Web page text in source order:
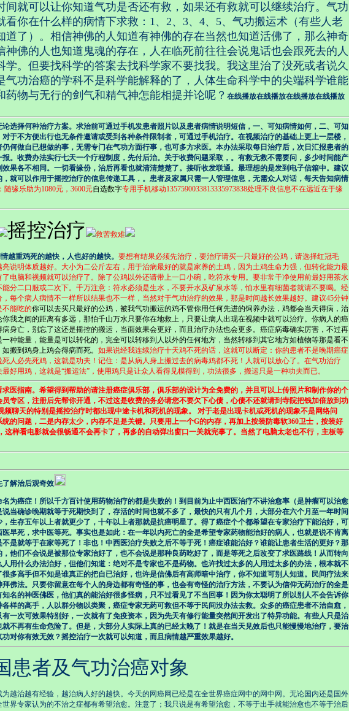
间就可以让你知道气功是否还有救，如果还有救就可以继续治疗。气功
看你在什么样的病情下求救：1、2、3、4、5、气功搬运术（有些人老
道了）。相信神佛的人知道有神佛的存在当然也知道活佛了，那么神奇
神佛的人也知道鬼魂的存在，人在临死前往往会说鬼话也会跟死去的人
学。但要找科学的答案去找科学家不要找我。我这里治了没死或者说久
气功治癌的学科不是科学能解释的了，人体生命科学中的尖端科学谁能
药物与无行的剑气和精气神怎能相提并论呢？ 在线播放在线播放在线播放在线播放
选择何种治疗方案。求治前可通过手机发患者照片以及患者病情说明短信，一、可知病情如何，二、可知
于不方便出行也无条件邀请或受到各种条件限制者，可通过手机治疗。在视频治疗的基础上更上一层楼，
何做自已想做的事，无需专门在气功方面行事，也可多方求医。本办法采取每日治疗后，次日汇报患者的
。收费办法实行七天一个疗程制度，先付后治。关于收费问题采取，。有救无救不需要问，多少时间能产
果各不相同。一切看缘份，治后再看也就清清楚楚了。接听收发联通。最理想的是发到电子信箱中。建议
就可以作用于摇控治疗的信息传递工具，。患者及家属只需一人管理信息，无需众人对话，每天告知病情
随缘乐助为1080元，3600元自选数字专用手机移动1357590033813335973838处理不良信息不在远近在于缘
摇控治疗 救苦救难
越重鸡死的越快，人也好的越快。 要想有结果必须先治疗，要治疗请买一只最好的公鸡，请选择红冠毛
说明体质越好。大小为二公斤左右，用于治病最好的就是家养的土鸡，因为土鸡生命力强，但转化能力最
电脑和视频就可以治疗了。除了公鸡以外还请带上一口小碗，吃符水专用。要非常干净使用前最好用茶水
分二口服或二次下。千万注意：符水必须是生水，不要开水及矿泉水等，怕水里有细菌者就请不要喝。经
每个病人病情不一样所以结果也不一样，当然对于气功治疗的效果，那是时间越长效果越好。建议45分钟
不能吃的你可以去买只最好的公鸡，被我气功搬运的鸡不管你用任何先进的饲养办法，鸡都会当天得病，治
我之间的距离有多远，那怕千山万水只要你在地救上，只要让病人出现在视频中就可以治疗。你病人的癌
身亡，别忘了这还是摇控的搬运，当面效果会更好，而且治疗办法也会更多。癌症病毒确实厉害，不过再
种能量，能量是可以转化的，完全可以转移到人以外的任何地方，当然转移到其它地方如植物等那是看不
搬到鸡身上鸡会得病而死。 如果说经我连续治疗十天鸡不死的话，这就可以断定：你的患者不是晚期癌症
人必先死鸡，这就是功夫！记住：是从病人身上搬过去的病毒鸡都不死！人就可以放心了。在气功治疗
好用鸡，这就是“搬运法”，使用鸡只是让众人看得见模得到，功法很多，搬运只是一种功夫而已。
医指南。希望得到帮助的请注册癌症俱乐部，俱乐部的设计为全免费的，并且可以上传照片和制作你的个
专区，注册后先帮你开通，不过这是收费的务必请您不要欠下心债，心债不还就请到寺院把钱加倍放到功
聊天的特别是摇控治疗时都出现中途卡机和死机的现象。 对于老是出现卡机或死机的现象不是网络问
的问题，二是内存太少，内存不足是关键。只要用上一个G的内存，再加上按装防毒软360卫士，按装好
这样看电影就会很畅通不会再卡了，再多的自动弹出窗口一关就完事了。当然了电脑太老也不行，主板等
了解治后观奇效
为癌症！所以千方百计使用药物治疗的都是失败的！到目前为止中西医治疗不讲治愈率（是肿瘤可以治愈
当确诊晚期就等于死期快到了，存活的时间也就不多了，最快的只有几个月，大部分在六个月至一年时间
生存五年以上者就更少了，十年以上者那就是抗癌明星了。得了癌症个个都希望在专家治疗下能治好，可
早死，求中医等死。事实也是如此：在一年以内死亡的全是希望专家药物能治好的病人，也就是说不肯离
是就等于在家等死了！非也！中西医治疗失败之后不等于死！癌症谁能治好？谁能让患者生活的更好？那
他们不会说是被那位专家治好了，也不会说是那种良药吃好了，而是等死之后改变了求医路线！从而转向
用什么办法治好，但他们知道：绝对不是专家也不是药物。也许找过太多的人用过太多的办法，根本就不
多高手但不知是谁真正的把自已治好，也许是信佛后有高师暗中治疗，你不知道可别人知道。民间疗法来
佛法。只要你留意在每个人的身边都有奇怪的事，也会有奇怪的治疗方法，不要认为信仰无药治疗的全是
名的神医佛医，他们真的能治好很多怪病，只不过看见了不当回事！因为你太聪明了所以别人不会告诉你
样的高手，人以群分物以类聚，癌症专家无药可救但不等于民间没办法去救。众多的癌症患者不治自愈，
一次可效果特别好，一次就有了免疫资本，因为先天有修行能量突然间开发出了特异功能。有些人只是治
不再有生命危险了。但是，大部分人实际上真的已经太晚了！就是在当天见效后也只能慢慢地治疗，要治
对你有效无效？摇控治疗一次就可以知道，而且病情越严重效果越好。
者及气功治癌对象
越治越有经验，越治病人好的越快。今天的网癌网已经是在全世界癌症网中的网中网。无论国内还是国外
界专家认为的不治之症都有希望治愈。注意了；我只说是有希望治愈，不等于出手就能治愈也不等于治后